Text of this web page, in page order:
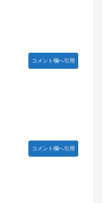
が決定！
ても売上金額分の納税
の視察は数分で正解
コメント欄へ引用
コメント欄へ引用